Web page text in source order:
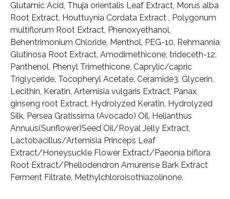
Glutamic Acid, Thuja orientalis Leaf Extract, Morus alba
Root Extract, Houttuynia Cordata Extract , Polygonum
multiflorum Root Extract, Phenoxyethanol,
Behentrimonium Chloride, Menthol, PEG-10, Rehmannia
Glutinosa Root Extract, Amodimethicone, trideceth-12,
Panthenol, Phenyl Trimethicone, Caprylic/capric
Triglyceride, Tocopheryl Acetate, Ceramide3, Glycerin,
Lecithin, Keratin, Artemisia vulgaris Extract, Panax
ginseng root Extract, Hydrolyzed Keratin, Hydrolyzed
Silk, Persea Gratissima (Avocado) Oil, Helianthus
Annuus(Sunflower)Seed Oil/Royal Jelly Extract,
Lactobacillus/Artemisia Princeps Leaf
Extract/Honeysuckle Flower Extract/Paeonia biflora
Root Extract/Phellodendron Amurense Bark Extract
Ferment Filtrate, Methylchloroisothiazolinone.